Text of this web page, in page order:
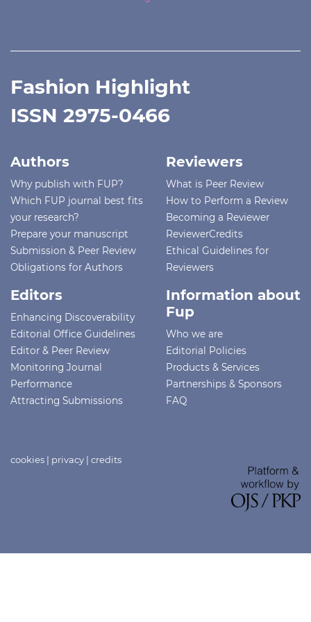
Fashion Highlight
ISSN 2975-0466
Authors
Why publish with FUP?
Which FUP journal best fits
your research?
Prepare your manuscript
Submission & Peer Review
Obligations for Authors
Reviewers
What is Peer Review
How to Perform a Review
Becoming a Reviewer
ReviewerCredits
Ethical Guidelines for
Reviewers
Editors
Enhancing Discoverability
Editorial Office Guidelines
Editor & Peer Review
Monitoring Journal
Performance
Attracting Submissions
Information about
Fup
Who we are
Editorial Policies
Products & Services
Partnerships & Sponsors
FAQ
cookies | privacy | credits